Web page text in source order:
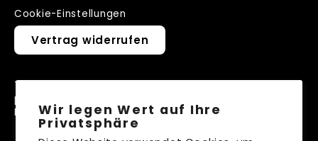
Wir legen Wert auf Ihre
Privatsphäre
Cookie-Einstellungen
Vertrag widerrufen
Trag dich für den Duftheld Newsletter ein und
profitiere als erstes von Limitierten Angeboten, tollen
Rabattaktionen und neuen Düften.